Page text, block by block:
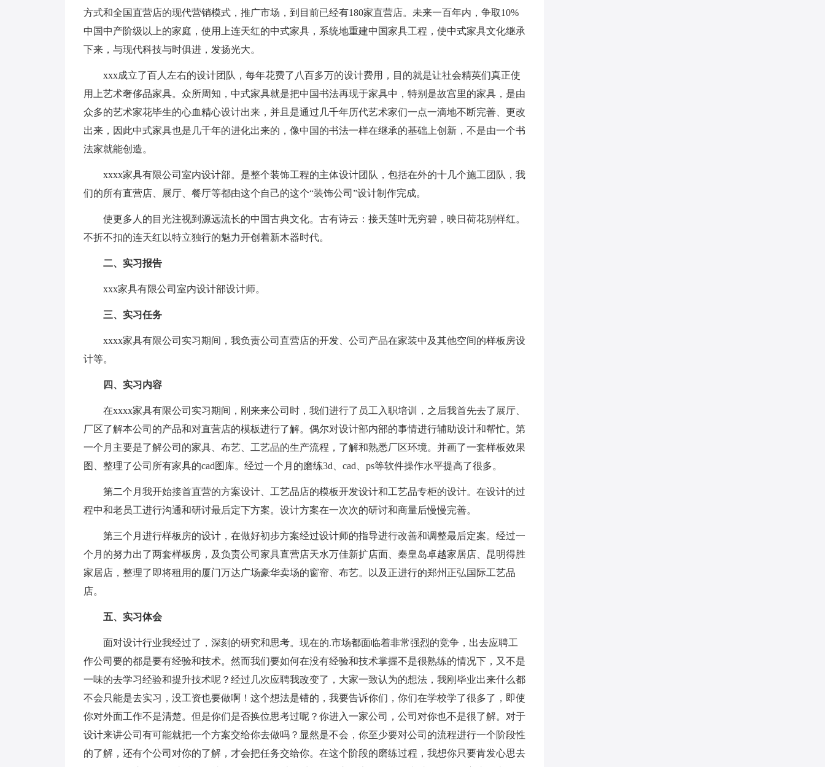
方式和全国直营店的现代营销模式，推广市场，到目前已经有180家直营店。未来一百年内，争取10%
中国中产阶级以上的家庭，使用上连天红的中式家具，系统地重建中国家具工程，使中式家具文化继承
下来，与现代科技与时俱进，发扬光大。
xxx成立了百人左右的设计团队，每年花费了八百多万的设计费用，目的就是让社会精英们真正使
用上艺术奢侈品家具。众所周知，中式家具就是把中国书法再现于家具中，特别是故宫里的家具，是由
众多的艺术家花毕生的心血精心设计出来，并且是通过几千年历代艺术家们一点一滴地不断完善、更改
出来，因此中式家具也是几千年的进化出来的，像中国的书法一样在继承的基础上创新，不是由一个书
法家就能创造。
xxxx家具有限公司室内设计部。是整个装饰工程的主体设计团队，包括在外的十几个施工团队，我
们的所有直营店、展厅、餐厅等都由这个自己的这个“装饰公司”设计制作完成。
使更多人的目光注视到源远流长的中国古典文化。古有诗云：接天莲叶无穷碧，映日荷花别样红。
不折不扣的连天红以特立独行的魅力开创着新木器时代。
二、实习报告
xxx家具有限公司室内设计部设计师。
三、实习任务
xxxx家具有限公司实习期间，我负责公司直营店的开发、公司产品在家装中及其他空间的样板房设
计等。
四、实习内容
在xxxx家具有限公司实习期间，刚来来公司时，我们进行了员工入职培训，之后我首先去了展厅、
厂区了解本公司的产品和对直营店的模板进行了解。偶尔对设计部内部的事情进行辅助设计和帮忙。第
一个月主要是了解公司的家具、布艺、工艺品的生产流程，了解和熟悉厂区环境。并画了一套样板效果
图、整理了公司所有家具的cad图库。经过一个月的磨练3d、cad、ps等软件操作水平提高了很多。
第二个月我开始接首直营的方案设计、工艺品店的模板开发设计和工艺品专柜的设计。在设计的过
程中和老员工进行沟通和研讨最后定下方案。设计方案在一次次的研讨和商量后慢慢完善。
第三个月进行样板房的设计，在做好初步方案经过设计师的指导进行改善和调整最后定案。经过一
个月的努力出了两套样板房，及负责公司家具直营店天水万佳新扩店面、秦皇岛卓越家居店、昆明得胜
家居店，整理了即将租用的厦门万达广场豪华卖场的窗帘、布艺。以及正进行的郑州正弘国际工艺品
店。
五、实习体会
面对设计行业我经过了，深刻的研究和思考。现在的.市场都面临着非常强烈的竞争，出去应聘工
作公司要的都是要有经验和技术。然而我们要如何在没有经验和技术掌握不是很熟练的情况下，又不是
一味的去学习经验和提升技术呢？经过几次应聘我改变了，大家一致认为的想法，我刚毕业出来什么都
不会只能是去实习，没工资也要做啊！这个想法是错的，我要告诉你们，你们在学校学了很多了，即使
你对外面工作不是清楚。但是你们是否换位思考过呢？你进入一家公司，公司对你也不是很了解。对于
设计来讲公司有可能就把一个方案交给你去做吗？显然是不会，你至少要对公司的流程进行一个阶段性
的了解，还有个公司对你的了解，才会把任务交给你。在这个阶段的磨练过程，我想你只要肯发心思去